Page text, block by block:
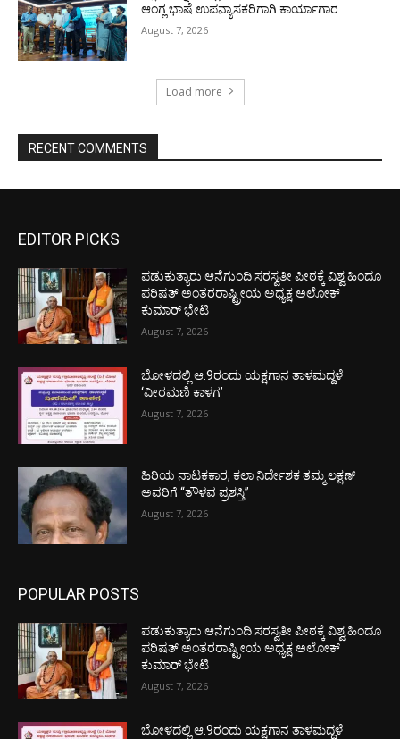
ಆಂಗ್ಲ ಭಾಷೆ ಉಪನ್ಯಾಸಕರಿಗಾಗಿ ಕಾರ್ಯಾಗಾರ
August 7, 2026
Load more
RECENT COMMENTS
EDITOR PICKS
ಪಡುಕುತ್ಯಾರು ಆನೆಗುಂದಿ ಸರಸ್ವತೀ ಪೀಠಕ್ಕೆ ವಿಶ್ವ ಹಿಂದೂ
ಪರಿಷತ್ ಅಂತರರಾಷ್ಟ್ರೀಯ ಅಧ್ಯಕ್ಷ ಅಲೋಕ್
ಕುಮಾರ್ ಭೇಟಿ
August 7, 2026
ಬೋಳದಲ್ಲಿ ಆ.9ರಂದು ಯಕ್ಷಗಾನ ತಾಳಮದ್ದಳೆ
‘ವೀರಮಣಿ ಕಾಳಗ’
August 7, 2026
ಹಿರಿಯ ನಾಟಕಕಾರ, ಕಲಾ ನಿರ್ದೇಶಕ ತಮ್ಮ ಲಕ್ಷಣ್
ಅವರಿಗೆ “ತೌಳವ ಪ್ರಶಸ್ತಿ”
August 7, 2026
POPULAR POSTS
ಪಡುಕುತ್ಯಾರು ಆನೆಗುಂದಿ ಸರಸ್ವತೀ ಪೀಠಕ್ಕೆ ವಿಶ್ವ ಹಿಂದೂ
ಪರಿಷತ್ ಅಂತರರಾಷ್ಟ್ರೀಯ ಅಧ್ಯಕ್ಷ ಅಲೋಕ್
ಕುಮಾರ್ ಭೇಟಿ
August 7, 2026
ಬೋಳದಲ್ಲಿ ಆ.9ರಂದು ಯಕ್ಷಗಾನ ತಾಳಮದ್ದಳೆ